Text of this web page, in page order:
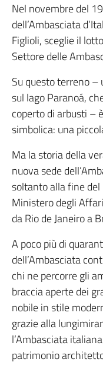
Nel novembre del
dell’Ambasciata
Figlioli, sceglie il
Settore delle
Su questo terreno
sul lago Paranoá,
coperto di arbusti –
simbolica: una
Ma la storia della
nuova sede
soltanto alla fine
Ministero degli
da Rio de Janeiro a
A poco più di
dell’Ambasciata
chi ne percorre gli
braccia aperte dei
nobile in stile
grazie alla
l’Ambasciata
patrimonio